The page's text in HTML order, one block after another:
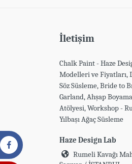
İletişim
Chalk Paint - Haze
Modelleri ve Fiyatları,
Söz Süsleme, Bride to
Garland, Ahşap
Atölyesi, Workshop -
Yılbaşı Ağaç Süsleme
Haze Design Lab
Rumeli Kavağı